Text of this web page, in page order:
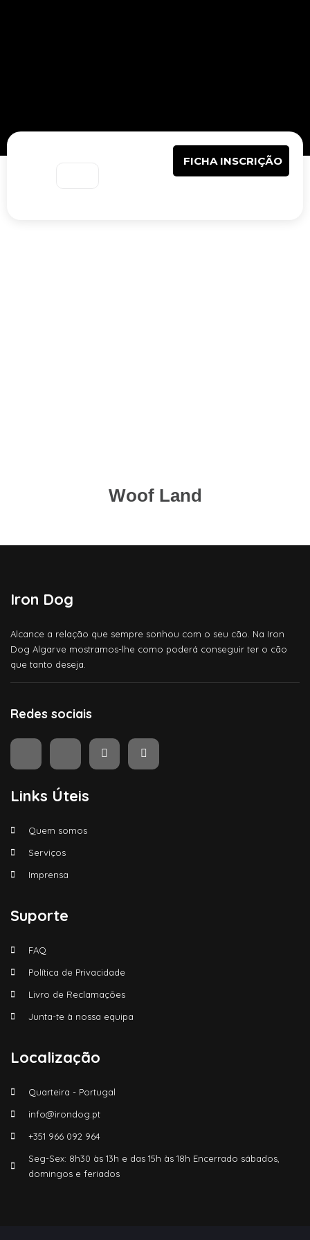
FICHA INSCRIÇÃO
Woof Land
Iron Dog
Alcance a relação que sempre sonhou com o seu cão. Na Iron
Dog Algarve mostramos-lhe como poderá conseguir ter o cão
que tanto deseja.
Redes sociais
Links Úteis
Quem somos
Serviços
Imprensa
Suporte
FAQ
Política de Privacidade
Livro de Reclamações
Junta-te à nossa equipa
Localização
Quarteira - Portugal
info@irondog.pt
+351 966 092 964
Seg-Sex: 8h30 às 13h e das 15h às 18h Encerrado sábados,
domingos e feriados